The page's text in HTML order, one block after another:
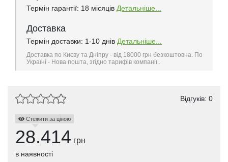
Термін гарантії: 18 місяців Детальніше...
Доставка
Термін доставки: 1-10 днів Детальніше...
Доставка по Києву та Дніпру - від 18000 грн безкоштовна. По
Україні - Нова пошта, згідно тарифів компанії..
Відгуків: 0
Стежити за ціною
28.414 грн
в наявності